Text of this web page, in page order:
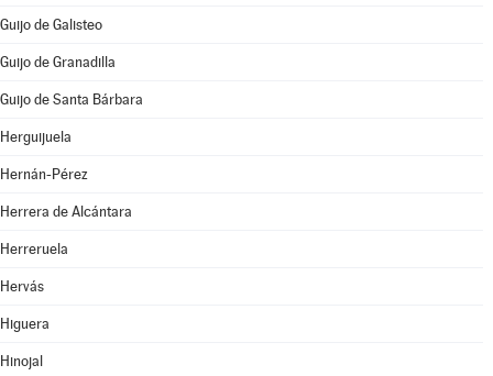
Guijo de Galisteo
Guijo de Granadilla
Guijo de Santa Bárbara
Herguijuela
Hernán-Pérez
Herrera de Alcántara
Herreruela
Hervás
Higuera
Hinojal